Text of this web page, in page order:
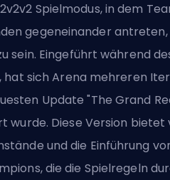
Spielmodus, in dem
gegeneinander antreten,
sein. Eingeführt während
hat sich Arena mehreren
Update "The Grand
wurde. Diese Version
und die Einführung
die die Spielregeln